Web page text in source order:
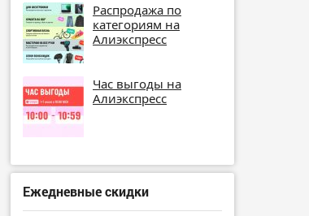
Распродажа по
категориям на
Алиэкспресс
Час выгоды на
Алиэкспресс
Ежедневные скидки